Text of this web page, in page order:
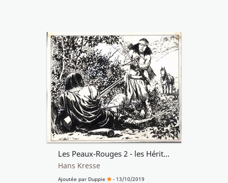
Les Peaux-Rouges 2 - les Héritiers du Vent
Hans Kresse
Ajoutée par Duppie
- 13/10/2019